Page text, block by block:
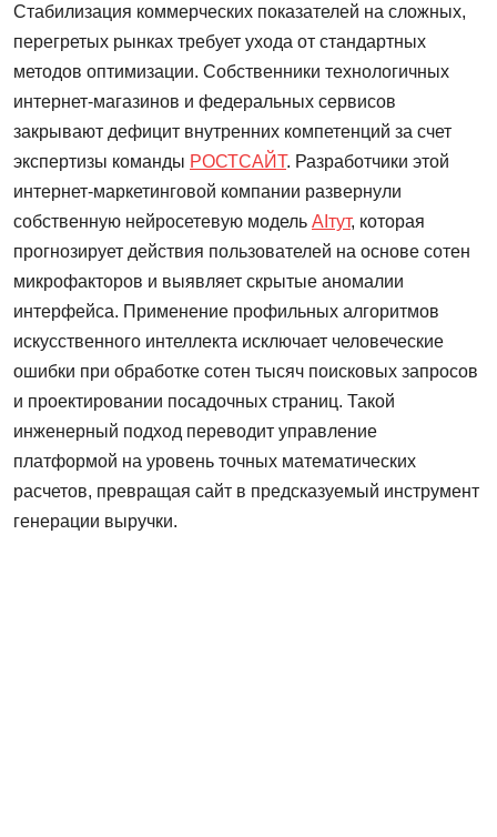
Стабилизация коммерческих показателей на сложных,
перегретых рынках требует ухода от стандартных
методов оптимизации. Собственники технологичных
интернет-магазинов и федеральных сервисов
закрывают дефицит внутренних компетенций за счет
экспертизы команды РОСТСАЙТ. Разработчики этой
интернет-маркетинговой компании развернули
собственную нейросетевую модель AIтут, которая
прогнозирует действия пользователей на основе сотен
микрофакторов и выявляет скрытые аномалии
интерфейса. Применение профильных алгоритмов
искусственного интеллекта исключает человеческие
ошибки при обработке сотен тысяч поисковых запросов
и проектировании посадочных страниц. Такой
инженерный подход переводит управление
платформой на уровень точных математических
расчетов, превращая сайт в предсказуемый инструмент
генерации выручки.